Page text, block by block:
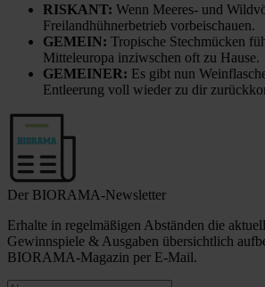
RISKANT: Wenn Meeres- und
Freilandhühnerbetrieb vorbeischauen.
GEMEIN: Tropische Stechmücken
Mitteleuropa inziwschen oft zu Hause.
GEMEINER: Es gibt nun
Entleerung voll wieder zu dir
Der BIORAMA-Newsletter
Erhalte in regelmäßigen Abständen die
Gewinnspiele & Ausgaben übersichtlich
BIORAMA-Magazin per E-Mail.